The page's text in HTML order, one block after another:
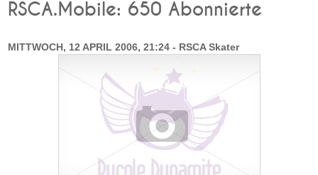
RSCA.Mobile: 650 Abonnierte
MITTWOCH, 12 APRIL 2006, 21:24 - RSCA Skater